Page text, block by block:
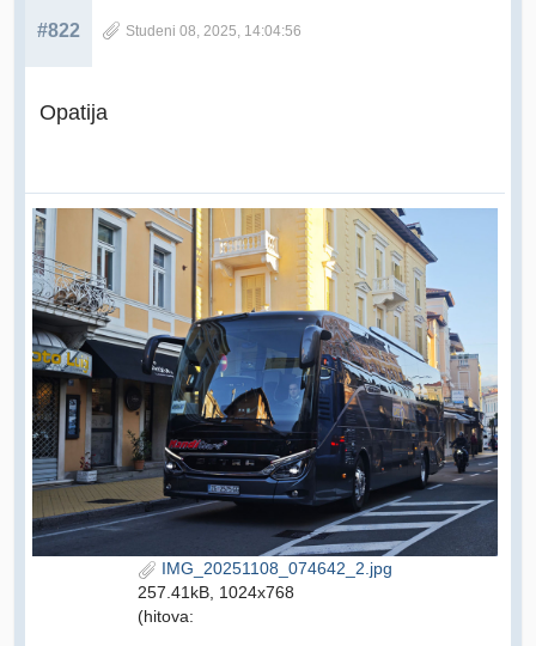
#822 Studeni 08, 2025, 14:04:56
Opatija
IMG_20251108_074642_2.jpg
257.41kB, 1024x768
(hitova: